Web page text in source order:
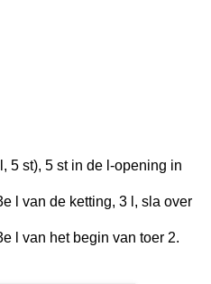
5 st), 5 st in de l-opening in
l van de ketting, 3 l, sla over
l van het begin van toer 2.